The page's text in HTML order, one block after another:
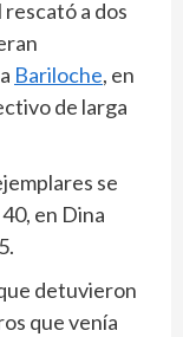
a dos
Bariloche, en
de larga
se
en Dina
detuvieron
que venía